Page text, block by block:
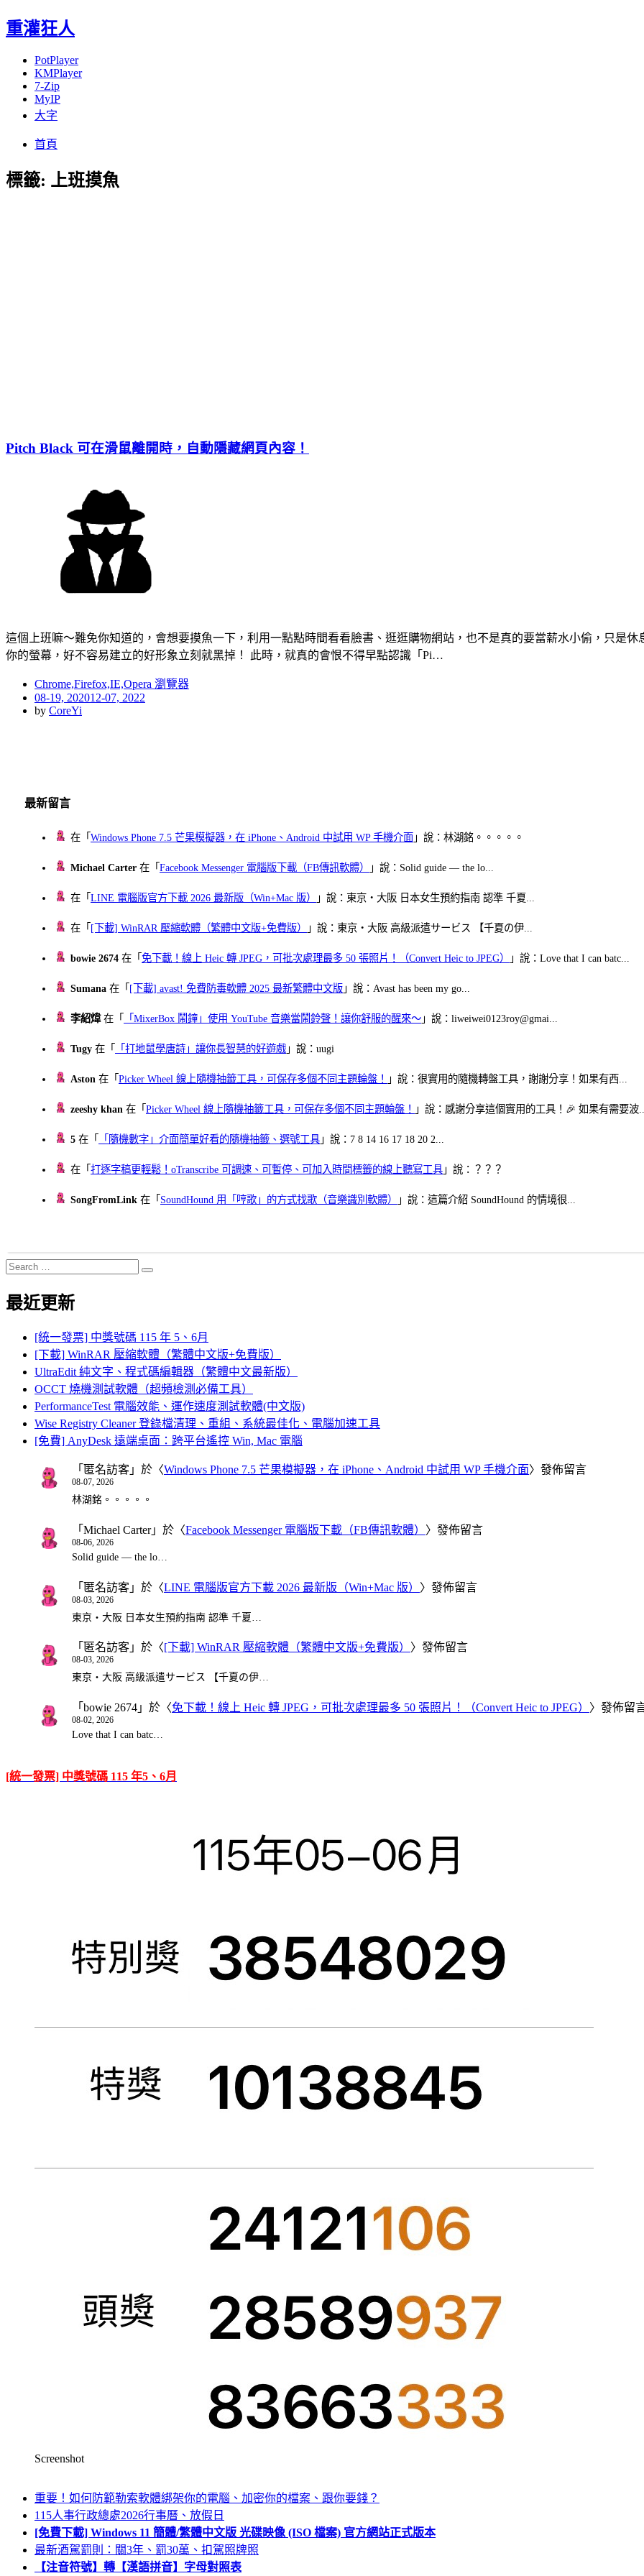
重灌狂人
PotPlayer
KMPlayer
7-Zip
MyIP
大字
首頁
標籤: 上班摸魚
Pitch Black 可在滑鼠離開時，自動隱藏網頁內容！
這個上班嘛～難免你知道的，會想要摸魚一下，利用一點點時間看看臉書、逛逛購物網站，也不是真的要當薪水小偷，只是
你的螢幕，好不容易建立的好形象立刻就黑掉！ 此時，就真的會恨不得早點認識「Pi…
Chrome,Firefox,IE,Opera 瀏覽器
Posted
on
08-19, 202012-07, 2022
by CoreYi
最新留言
在「Windows Phone 7.5 芒果模擬器，在 iPhone、Android 中試用 WP 手機介面 」說：林湖銘。。。。。
Michael Carter 在「Facebook Messenger 電腦版下載（FB傳訊軟體） 」說：Solid guide — the lo...
在「LINE 電腦版官方下載 2026 最新版（Win+Mac 版） 」說：東京・大阪 日本女生預約指南 認準 千夏...
在「 [下載] WinRAR 壓縮軟體（繁體中文版+免費版） 」說：東京・大阪 高級派遣サービス 【千夏の伊...
bowie 2674 在「免下載！線上 Heic 轉 JPEG，可批次處理最多 50 張照片！（Convert Heic to JPEG） 」說：Love that I can batc...
Sumana 在「 [下載] avast! 免費防毒軟體 2025 最新繁體中文版 」說：Avast has been my go...
李紹煒在「 「MixerBox 鬧鐘」使用 YouTube 音樂當鬧鈴聲！讓你舒服的醒來～ 」說：liweiwei0123roy@gmai...
Tugy 在「 「打地鼠學唐詩」讓你長智慧的好遊戲 」說：uugi
Aston 在「Picker Wheel 線上隨機抽籤工具，可保存多個不同主題輪盤！ 」說：很實用的隨機轉盤工具，謝謝分享！如果有西...
zeeshy khan 在「Picker Wheel 線上隨機抽籤工具，可保存多個不同主題輪盤！ 」說：感謝分享這個實用的工具！🎉 如果有需要波
5 在「 「隨機數字」介面簡單好看的隨機抽籤、選號工具 」說：7 8 14 16 17 18 20 2...
在「打逐字稿更輕鬆！oTranscribe 可調速、可暫停、可加入時間標籤的線上聽寫工具 」說：？？？
SongFromLink 在「 SoundHound 用「哼歌」的方式找歌（音樂識別軟體） 」說：這篇介紹 SoundHound 的情境很...
Search
for:
Search
最近更新
[統一發票] 中獎號碼 115 年 5、6月
[下載] WinRAR 壓縮軟體（繁體中文版+免費版）
UltraEdit 純文字、程式碼編輯器（繁體中文最新版）
OCCT 燒機測試軟體（超頻檢測必備工具）
PerformanceTest 電腦效能、運作速度測試軟體(中文版)
Wise Registry Cleaner 登錄檔清理、重組、系統最佳化、電腦加速工具
[免費] AnyDesk 遠端桌面：跨平台遙控 Win, Mac 電腦
「 匿名訪客 」於〈Windows Phone 7.5 芒果模擬器，在 iPhone、Android 中試用 WP 手機介面〉發佈留言
08-07, 2026
林湖銘。。。。。
「 Michael Carter」於〈Facebook Messenger 電腦版下載（FB傳訊軟體） 〉發佈留言
08-06, 2026
Solid guide — the lo…
「 匿名訪客 」於〈LINE 電腦版官方下載 2026 最新版（Win+Mac 版） 〉發佈留言
08-03, 2026
東京・大阪 日本女生預約指南 認準 千夏…
「 匿名訪客 」於〈[下載] WinRAR 壓縮軟體（繁體中文版+免費版） 〉發佈留言
08-03, 2026
東京・大阪 高級派遣サービス 【千夏の伊…
「 bowie 2674 」於〈免下載！線上 Heic 轉 JPEG，可批次處理最多 50 張照片！（Convert Heic to JPEG） 〉發佈留
08-02, 2026
Love that I can batc…
[統一發票] 中獎號碼 115 年5、6月
Screenshot
重要！如何防範勒索軟體綁架你的電腦、加密你的檔案、跟你要錢？
115人事行政總處2026行事曆、放假日
[免費下載] Windows 11 簡體/繁體中文版 光碟映像 (ISO 檔案) 官方網站正式版本
最新酒駕罰則：關3年、罰30萬、扣駕照牌照
【注音符號】轉【漢語拼音】字母對照表